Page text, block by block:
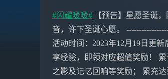
#闪耀暖暖#|【预告】星愿圣诞
音，许下圣诞心愿。
活动时间：2023年12月19日更
享经验，即领对应超值奖励！
之影及记忆回响等奖励； 累充